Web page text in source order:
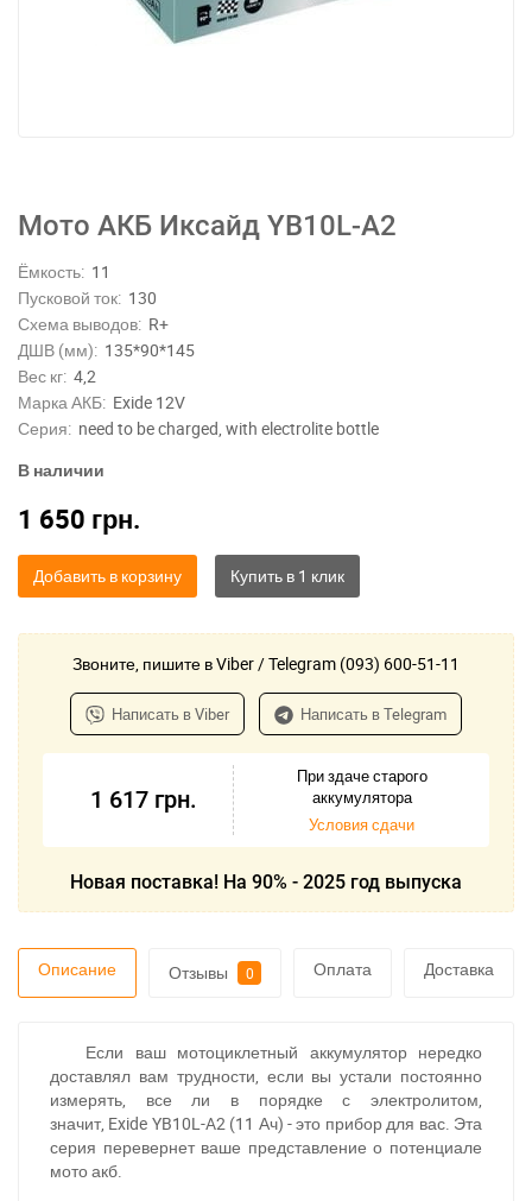
Мото АКБ Иксайд YB10L-A2
Ёмкость: 11
Пусковой ток: 130
Схема выводов: R+
ДШВ (мм): 135*90*145
Вес кг: 4,2
Марка АКБ: Exide 12V
Серия: need to be charged, with electrolite bottle
В наличии
1 650 грн.
Добавить в корзину
Звоните, пишите в Viber / Telegram (093) 600-51-11
Написать в Viber Написать в Telegram
1 617 грн.
При здаче старого
аккумулятора
Условия сдачи
Новая поставка! На 90% - 2025 год выпуска
Описание Отзывы 0 Оплата Доставка
Если ваш мотоциклетный аккумулятор нередко
доставлял вам трудности, если вы устали постоянно
измерять, все ли в порядке с электролитом,
значит, Exide YB10L-A2 (11 Ач) - это прибор для вас. Эта
серия перевернет ваше представление о потенциале
мото акб.